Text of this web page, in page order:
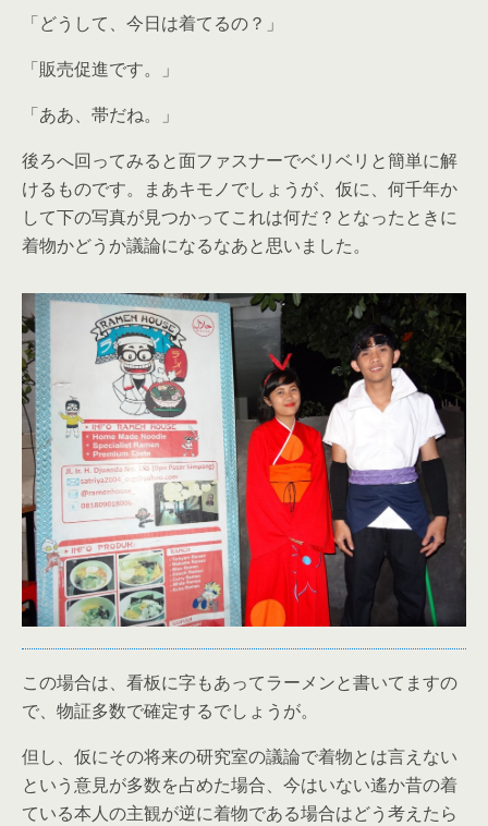
「どうして、今日は着てるの？」
「販売促進です。」
「ああ、帯だね。」
後ろへ回ってみると面ファスナーでベリベリと簡単に解
けるものです。まあキモノでしょうが、仮に、何千年か
して下の写真が見つかってこれは何だ？となったときに
着物かどうか議論になるなあと思いました。
この場合は、看板に字もあってラーメンと書いてますの
で、物証多数で確定するでしょうが。
但し、仮にその将来の研究室の議論で着物とは言えない
という意見が多数を占めた場合、今はいない遙か昔の着
ている本人の主観が逆に着物である場合はどう考えたら